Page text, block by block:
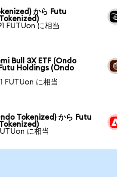
から Futu
FUTUon に相当
Bull 3X ETF (Ondo
Holdings (Ondo
FUTUon に相当
Tokenized) から Futu
に相当